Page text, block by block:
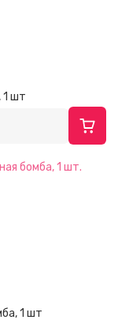
1 шт
1 шт